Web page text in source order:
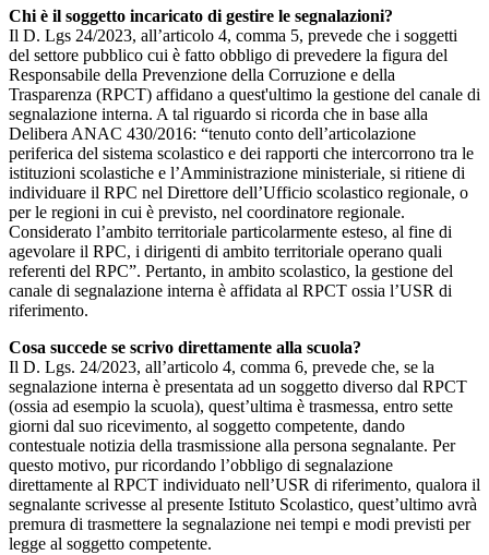
Chi è il soggetto incaricato di gestire le segnalazioni?
Il D. Lgs 24/2023, all’articolo 4, comma 5, prevede che i soggetti
del settore pubblico cui è fatto obbligo di prevedere la figura del
Responsabile della Prevenzione della Corruzione e della
Trasparenza (RPCT) affidano a quest'ultimo la gestione del canale di
segnalazione interna. A tal riguardo si ricorda che in base alla
Delibera ANAC 430/2016: “tenuto conto dell’articolazione
periferica del sistema scolastico e dei rapporti che intercorrono tra le
istituzioni scolastiche e l’Amministrazione ministeriale, si ritiene di
individuare il RPC nel Direttore dell’Ufficio scolastico regionale, o
per le regioni in cui è previsto, nel coordinatore regionale.
Considerato l’ambito territoriale particolarmente esteso, al fine di
agevolare il RPC, i dirigenti di ambito territoriale operano quali
referenti del RPC”. Pertanto, in ambito scolastico, la gestione del
canale di segnalazione interna è affidata al RPCT ossia l’USR di
riferimento.
Cosa succede se scrivo direttamente alla scuola?
Il D. Lgs. 24/2023, all’articolo 4, comma 6, prevede che, se la
segnalazione interna è presentata ad un soggetto diverso dal RPCT
(ossia ad esempio la scuola), quest’ultima è trasmessa, entro sette
giorni dal suo ricevimento, al soggetto competente, dando
contestuale notizia della trasmissione alla persona segnalante. Per
questo motivo, pur ricordando l’obbligo di segnalazione
direttamente al RPCT individuato nell’USR di riferimento, qualora il
segnalante scrivesse al presente Istituto Scolastico, quest’ultimo avrà
premura di trasmettere la segnalazione nei tempi e modi previsti per
legge al soggetto competente.